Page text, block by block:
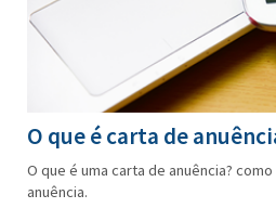
O que é carta de
O que é uma carta de anuência?
anuência.